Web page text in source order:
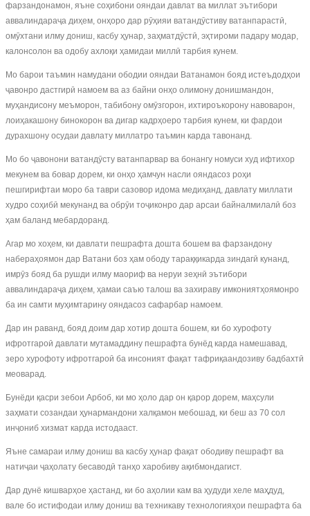
фарзандонамон, яъне соҳибони ояндаи давлат ва миллат эътибори
аввалиндараҷа диҳем, онҳоро дар рӯҳияи ватандӯстиву ватанпарастӣ,
омӯхтани илму дониш, касбу ҳунар, заҳматдӯстӣ, эҳтироми падару модар,
калонсолон ва одобу ахлоқи ҳамидаи миллӣ тарбия кунем.
Мо барои таъмин намудани ободии ояндаи Ватанамон бояд истеъдодҳои
ҷавонро дастгирӣ намоем ва аз байни онҳо олимону донишмандон,
муҳандисону меъморон, табибону омӯзгорон, ихтироъкорону навоварон,
лоиҳакашону бинокорон ва дигар кадрҳоеро тарбия кунем, ки фардои
дурахшону осудаи давлату миллатро таъмин карда тавонанд.
Мо бо ҷавонони ватандӯсту ватанпарвар ва бонангу номуси худ ифтихор
мекунем ва бовар дорем, ки онҳо ҳамчун насли ояндасоз роҳи
пешгирифтаи моро ба таври сазовор идома медиҳанд, давлату миллати
худро соҳибӣ мекунанд ва обрӯи тоҷиконро дар арсаи байналмилалӣ боз
ҳам баланд мебардоранд.
Агар мо хоҳем, ки давлати пешрафта дошта бошем ва фарзандону
набераҳоямон дар Ватани боз ҳам ободу тараққикарда зиндагӣ кунанд,
имрӯз бояд ба рушди илму маориф ва неруи зеҳнӣ эътибори
аввалиндараҷа диҳем, ҳамаи саъю талош ва захираву имкониятҳоямонро
ба ин самти муҳимтарину ояндасоз сафарбар намоем.
Дар ин раванд, бояд доим дар хотир дошта бошем, ки бо хурофоту
ифротгароӣ давлати мутамаддину пешрафта бунёд карда намешавад,
зеро хурофоту ифротгароӣ ба инсоният фақат тафриқаандозиву бадбахтӣ
меоварад.
Бунёди қасри зебои Арбоб, ки мо ҳоло дар он қарор дорем, маҳсули
заҳмати созандаи ҳунармандони халқамон мебошад, ки беш аз 70 сол
инҷониб хизмат карда истодааст.
Яъне самараи илму дониш ва касбу ҳунар фақат ободиву пешрафт ва
натиҷаи ҷаҳолату бесаводӣ танҳо харобиву ақибмондагист.
Дар дунё кишварҳое ҳастанд, ки бо аҳолии кам ва ҳудуди хеле маҳдуд,
вале бо истифодаи илму дониш ва техникаву технологияҳои пешрафта ба